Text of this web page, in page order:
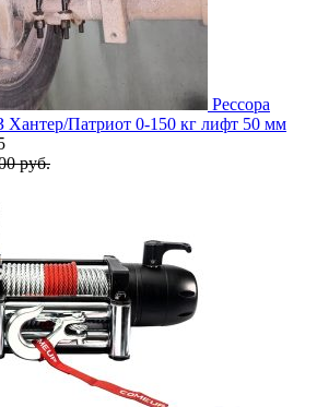
Рессора
Патриот 0-150 кг лифт 50 мм
руб.